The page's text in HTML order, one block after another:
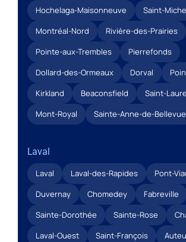
Hochelaga-Maisonneuve
Saint-
Montréal-Nord
Rivière-des-Prairies
Pointe-aux-Trembles
Pierrefonds
Dollard-des-Ormeaux
Dorval
Kirkland
Beaconsfield
Saint-
Mont-Royal
Sainte-Anne-de-Bellevue
Laval
Laval Laval-des-Rapides
Pont-
Duvernay
Chomedey
Fabreville
Sainte-Dorothée
Sainte-Rose
Laval-Ouest
Saint-François